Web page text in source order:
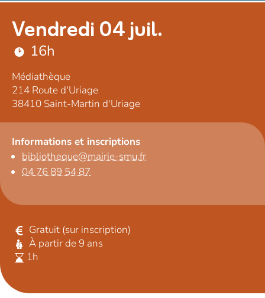
Vendredi 04 juil.
16h
Médiathèque
214 Route d'Uriage
38410 Saint-Martin d'Uriage
Informations et inscriptions
bibliotheque@mairie-smu.fr
04 76 89 54 87
Gratuit (sur inscription)
À partir de 9 ans
1h